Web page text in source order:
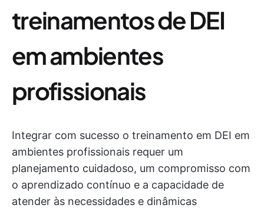
treinamentos de DEI
em ambientes
profissionais
Integrar com sucesso o treinamento em DEI em
ambientes profissionais requer um
planejamento cuidadoso, um compromisso com
o aprendizado contínuo e a capacidade de
atender às necessidades e dinâmicas